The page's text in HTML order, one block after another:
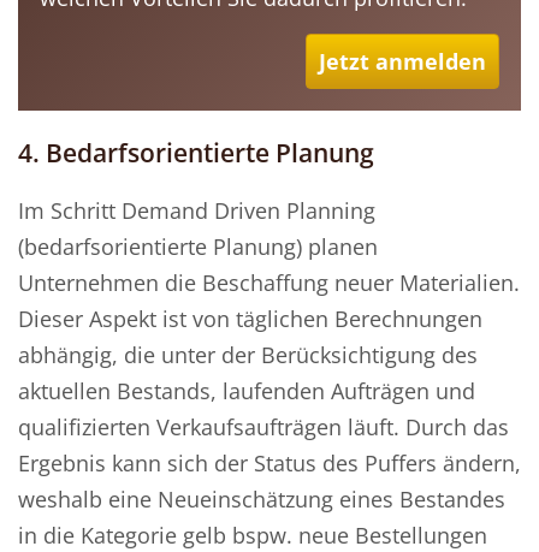
Jetzt anmelden
4. Bedarfsorientierte Planung
Im Schritt Demand Driven Planning
(bedarfsorientierte Planung) planen
Unternehmen die Beschaffung neuer Materialien.
Dieser Aspekt ist von täglichen Berechnungen
abhängig, die unter der Berücksichtigung des
aktuellen Bestands, laufenden Aufträgen und
qualifizierten Verkaufsaufträgen läuft. Durch das
Ergebnis kann sich der Status des Puffers ändern,
weshalb eine Neueinschätzung eines Bestandes
in die Kategorie gelb bspw. neue Bestellungen